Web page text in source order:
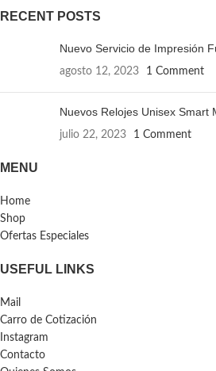
RECENT POSTS
Nuevo Servicio de Impresión
agosto 12, 2023 1 Comment
Nuevos Relojes Unisex Smart
julio 22, 2023 1 Comment
MENU
Home
Shop
Ofertas Especiales
USEFUL LINKS
Mail
Carro de Cotización
Instagram
Contacto